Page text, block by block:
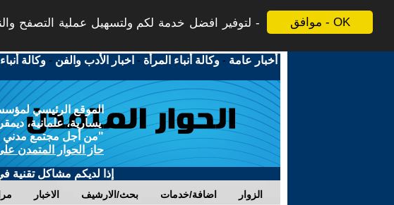
موافق - OK
لتوفير افضل خدمة لكم ولتسهيل عملية التصفح
أخبار عامة -وكالة أنباء المرأة - اخبار الأدب والفن -وكالة
الموقع الرئيسي
يسارية، علمانية،
"من أجل مجتمع مدني
حاز الحوار المتمدن
إذا لديكم مشاكل تقنية
الاخبار بحث/الارشيف اضافة/خدمات الزوار